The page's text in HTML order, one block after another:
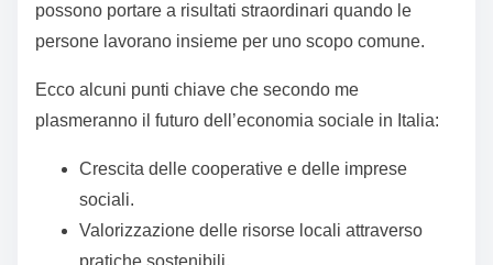
possono portare a risultati straordinari quando le
persone lavorano insieme per uno scopo comune.
Ecco alcuni punti chiave che secondo me
plasmeranno il futuro dell’economia sociale in Italia:
Crescita delle cooperative e delle imprese
sociali.
Valorizzazione delle risorse locali attraverso
pratiche sostenibili.